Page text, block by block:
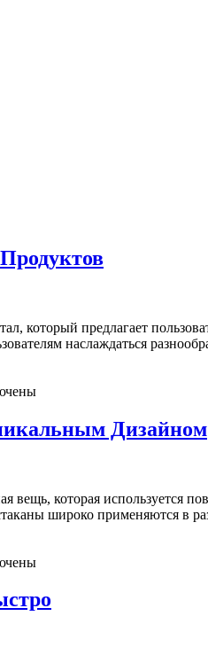
который предлагает
наслаждаться
Дизайном
которая используется
широко применяются в